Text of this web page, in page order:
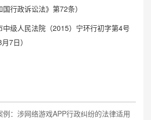
行政诉讼法》第72条）
级人民法院（2015）宁环行初字第4号
7日）
例：涉网络游戏APP行政纠纷的法律适用